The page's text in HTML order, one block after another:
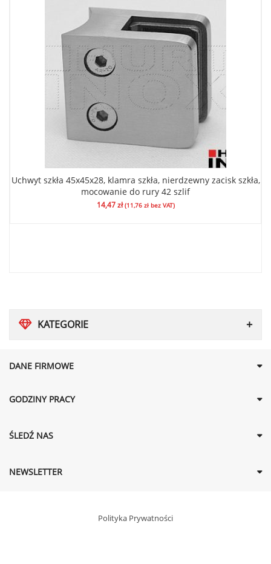
KATEGORIE
Uchwyt szkła 45x45x28, klamra szkła, nierdzewny zacisk szkła,
mocowanie do rury 42 szlif
14,47zł (11,76 złbez VAT)
DANE FIRMOWE
GODZINY PRACY
ŚLEDŹ NAS
NEWSLETTER
Polityka Prywatności